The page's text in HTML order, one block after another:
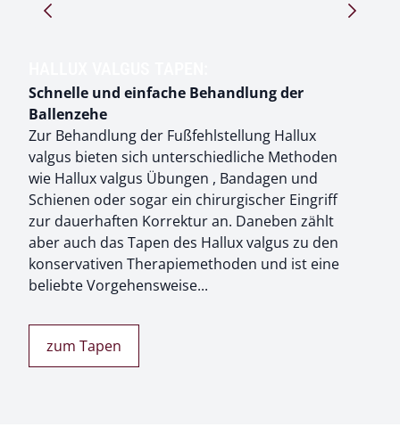
Schnelle und einfache Behandlung der
Ballenzehe
Zur Behandlung der Fußfehlstellung Hallux
valgus bieten sich unterschiedliche Methoden
wie Hallux valgus Übungen , Bandagen und
Schienen oder sogar ein chirurgischer Eingriff
zur dauerhaften Korrektur an. Daneben zählt
aber auch das Tapen des Hallux valgus zu den
konservativen Therapiemethoden und ist eine
beliebte Vorgehensweise...
zum Tapen
Pfeil nach rechts Pfeil